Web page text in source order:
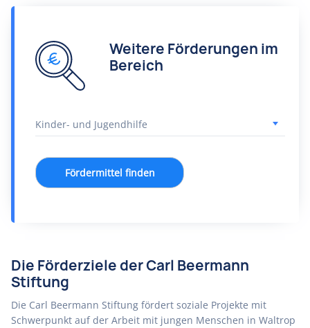
Weitere Förderungen im
Bereich
Fördermittel finden
Die Förderziele der Carl Beermann
Stiftung
Die Carl Beermann Stiftung fördert soziale Projekte mit
Schwerpunkt auf der Arbeit mit jungen Menschen in Waltrop